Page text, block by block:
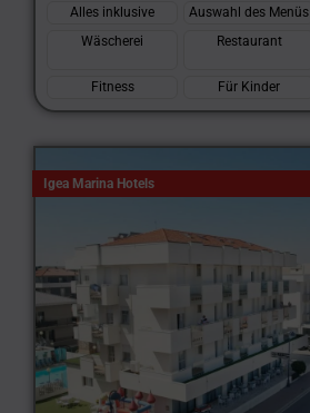
Alles inklusive Auswahl des Menüs
Wäscherei
Restaurant
Fitness
Für Kinder
Igea Marina Hotels